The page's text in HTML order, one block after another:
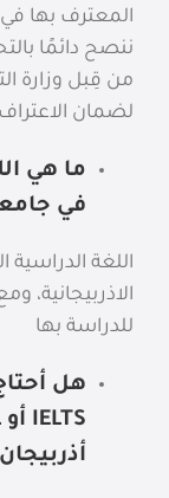
المعترف بها في
ننصح دائمًا
من قِبل وزارة
لضمان
ما هي
في
اللغة
الاذربيجانية،
للدراسة بها
هل